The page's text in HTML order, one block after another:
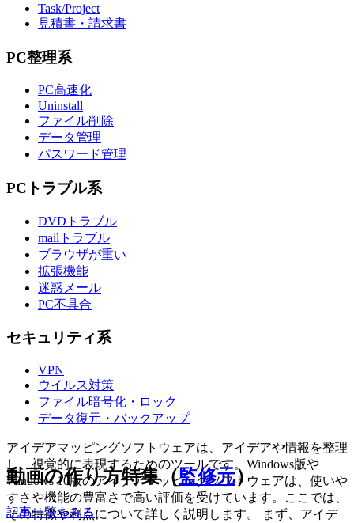
Task/Project
見積書・請求書
PC整理系
PC高速化
Uninstall
ファイル削除
データ管理
パスワード管理
PCトラブル系
DVDトラブル
mailトラブル
ブラウザが重い
拡張機能
迷惑メール
PC不具合
セキュリティ系
VPN
ウイルス対策
ファイル暗号化・ロック
データ復元・バックアップ
アイデアマッピングソフトウェアは、アイデアや情報を整理
し、視覚的に表現するためのツールです。Windows版や
Windows 10版のアイデアマッピングソフトウェアは、使いや
すさや機能の豊富さで高い評価を受けています。ここでは、
その特徴や利点について詳しく説明します。 まず、アイデ
動画の作り方特集（監修元）
記事一覧をみる